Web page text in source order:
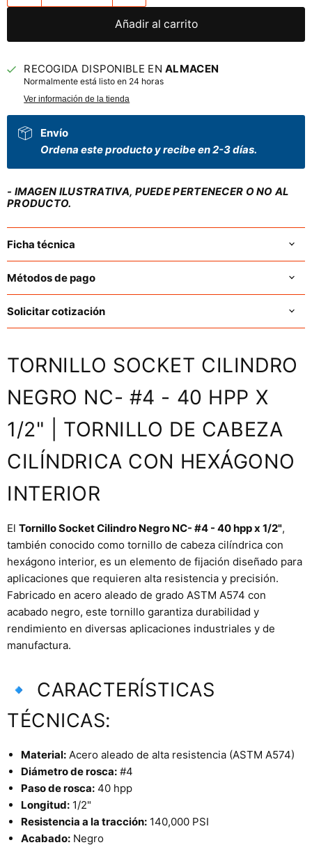
Añadir al carrito
RECOGIDA DISPONIBLE ENALMACEN
Normalmente está listo en 24 horas
Ver información de la tienda
Envío
Ordena este producto y recibe en 2-3 días.
- IMAGEN ILUSTRATIVA, PUEDE PERTENECER O NO AL
PRODUCTO.
Ficha técnica
Métodos de pago
Solicitar cotización
TORNILLO SOCKET CILINDRO
NEGRO NC- #4 - 40 HPP X
1/2" | TORNILLO DE CABEZA
CILÍNDRICA CON HEXÁGONO
INTERIOR
El Tornillo Socket Cilindro Negro NC- #4 - 40 hpp x 1/2",
también conocido como tornillo de cabeza cilíndrica con
hexágono interior, es un elemento de fijación diseñado para
aplicaciones que requieren alta resistencia y precisión.
Fabricado en acero aleado de grado ASTM A574 con
acabado negro, este tornillo garantiza durabilidad y
rendimiento en diversas aplicaciones industriales y de
manufactura.
🔹 CARACTERÍSTICAS
TÉCNICAS:
Material: Acero aleado de alta resistencia (ASTM A574)
Diámetro de rosca: #4
Paso de rosca: 40 hpp
Longitud: 1/2"
Resistencia a la tracción: 140,000 PSI
Acabado: Negro